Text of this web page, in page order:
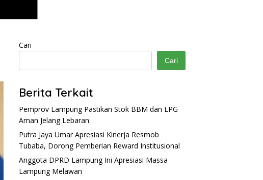
Cari
Cari
Berita Terkait
Pemprov Lampung Pastikan Stok BBM dan LPG
Aman Jelang Lebaran
Putra Jaya Umar Apresiasi Kinerja Resmob
Tubaba, Dorong Pemberian Reward Institusional
Anggota DPRD Lampung Ini Apresiasi Massa
Lampung Melawan